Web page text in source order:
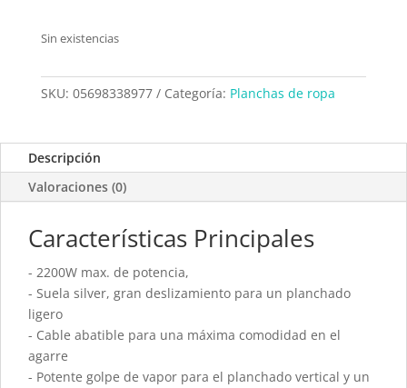
Sin existencias
SKU: 05698338977 Categoría: Planchas de ropa
Descripción
Valoraciones (0)
Características Principales
- 2200W max. de potencia,
- Suela silver, gran deslizamiento para un planchado
ligero
- Cable abatible para una máxima comodidad en el
agarre
- Potente golpe de vapor para el planchado vertical y un